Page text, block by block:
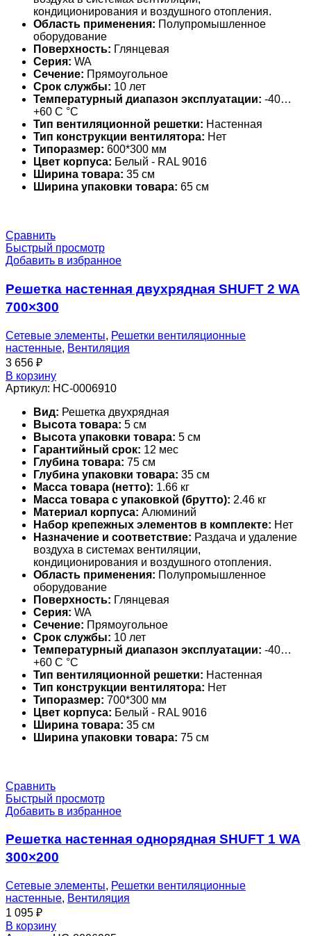
кондиционирования и воздушного отопления.
Область применения: Полупромышленное
оборудование
Поверхность: Глянцевая
Серия: WA
Сечение: Прямоугольное
Срок службы: 10 лет
Температурный диапазон эксплуатации: -40…
+60 С °С
Тип вентиляционной решетки: Настенная
Тип конструкции вентилятора: Нет
Типоразмер: 600*300 мм
Цвет корпуса: Белый - RAL 9016
Ширина товара: 35 см
Ширина упаковки товара: 65 см
Сравнить
Быстрый просмотр
Добавить в избранное
Решетка настенная двухрядная SHUFT 2 WA
700×300
Сетевые элементы, Решетки вентиляционные
настенные, Вентиляция
3 656 ₽
В корзину
Артикул: НС-0006910
Вид: Решетка двухрядная
Высота товара: 5 см
Высота упаковки товара: 5 см
Гарантийный срок: 12 мес
Глубина товара: 75 см
Глубина упаковки товара: 35 см
Масса товара (нетто): 1.66 кг
Масса товара с упаковкой (брутто): 2.46 кг
Материал корпуса: Алюминий
Набор крепежных элементов в комплекте: Нет
Назначение и соответствие: Раздача и удаление
воздуха в системах вентиляции,
кондиционирования и воздушного отопления.
Область применения: Полупромышленное
оборудование
Поверхность: Глянцевая
Серия: WA
Сечение: Прямоугольное
Срок службы: 10 лет
Температурный диапазон эксплуатации: -40…
+60 С °С
Тип вентиляционной решетки: Настенная
Тип конструкции вентилятора: Нет
Типоразмер: 700*300 мм
Цвет корпуса: Белый - RAL 9016
Ширина товара: 35 см
Ширина упаковки товара: 75 см
Сравнить
Быстрый просмотр
Добавить в избранное
Решетка настенная однорядная SHUFT 1 WA
300×200
Сетевые элементы, Решетки вентиляционные
настенные, Вентиляция
1 095 ₽
В корзину